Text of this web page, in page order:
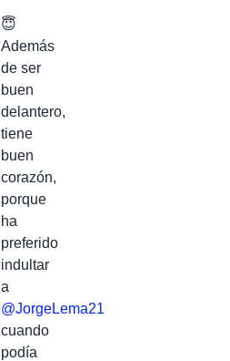
😇
Además
de ser
buen
delantero,
tiene
buen
corazón,
porque
ha
preferido
indultar
a
@JorgeLema21
cuando
podía